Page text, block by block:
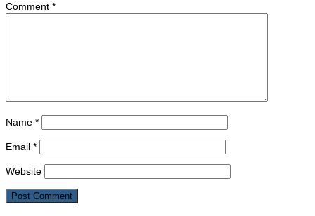
Comment *
Name *
Email *
Website